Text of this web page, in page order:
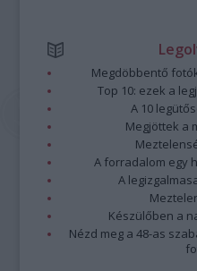
Megdöbbentő
Top 10: ezek a
A 10
Megjöttek a
A forradalom egy
A
Készülőben a
Nézd meg a 48-as